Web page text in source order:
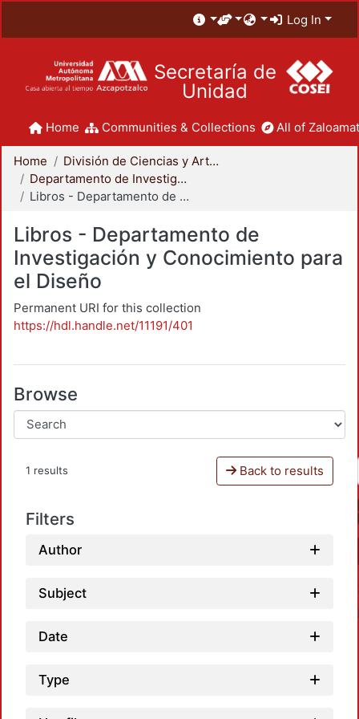
Log In
Secretaría de
Unidad
Home Communities & Collections All of
Home
División de Ciencias y Artes para el Diseño
Departamento de Investigación y Conocimiento para el Diseño
Libros - Departamento de Investigación y Conocimiento para el Diseño
Libros - Departamento de
Investigación y Conocimiento para
el Diseño
Permanent URI for this collection
https://hdl.handle.net/11191/401
Browse
1 results Back to results
Filters
Author
Subject
Date
Type